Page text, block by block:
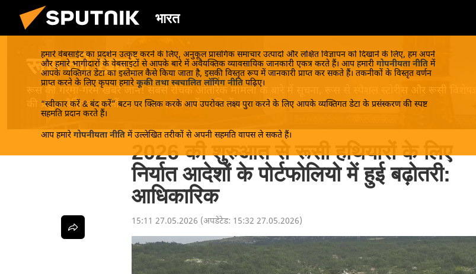
भारत
हमारे वेबसाईट का प्रदर्शन उत्कृष्ट करने के लिए, अनुकूल प्रासंगिक समाचार उत्पादों और लक्षित विज्ञापन को दिखाने के लिए, हम अपने
और हमारे भागीदारों के वेबसाइटों से आपके बारे में अवैयक्तिक व्यावसायिक जानकारी एकत्र करते हैं। आप हमारी गोपनीयता नीति में
आपके व्यक्तिगत डेटा का इस्तेमाल कैसे किया जाता है, इसकी विस्तृत रूप में जानकारी प्राप्त कर सकते हैं। तकनीकों के विस्तृत वर्णन
प्राप्त करने के लिए कृपया हमारे कूकी तथा स्वचालित लॉगिंग नीति पढ़िए।
“स्वीकार करें & बंद करें” बटन पर क्लिक करके आप उपरोक्त लक्ष्य पुरा करने के लिए आपके व्यक्तिगत डेटा के प्रसंस्करण की स्पष्ट
सहमति प्रदान करते हैं।
आप हमारे गोपनीयता नीति में उल्लेखित तरीकों से अपनी सहमति वापस ले सकते हैं।
रूस की खबरें
रूस की गरमा-गरम खबरें जानें! सबसे रोचक आंतरिक मामलों के बारे में सूचना, रूस से स्पेशल स्टोरीस और रूसी विशेषज्ञों
की प्रमुख वैश्विक मामलों पर मान्यता प्राप्त करें। रूसियों द्वारा जानें रूस का सच!
2026 की शुरुआत से रूसी हथियारों के लिए
निर्यात आदेशों के पोर्टफोलियो में हुई बढ़ोतरी:
आधिकारिक
15:11 27.05.2026 (अपडेटेड: 15:32 27.05.2026)